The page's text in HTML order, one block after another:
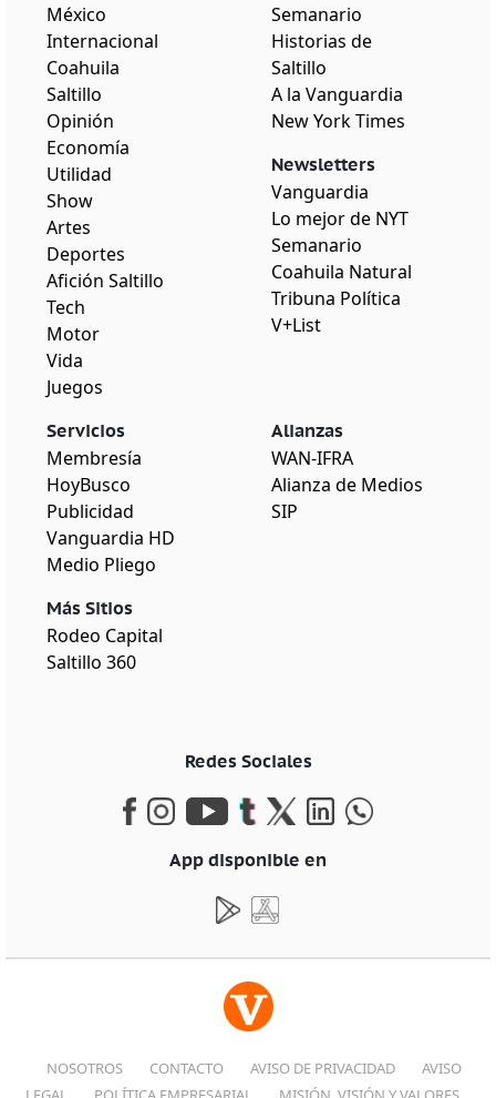
México
Internacional
Coahuila
Saltillo
Opinión
Economía
Utilidad
Show
Artes
Deportes
Afición Saltillo
Tech
Motor
Vida
Juegos
Semanario
Historias de
Saltillo
A la Vanguardia
New York Times
Newsletters
Vanguardia
Lo mejor de NYT
Semanario
Coahuila Natural
Tribuna Política
V+List
Servicios
Membresía
HoyBusco
Publicidad
Vanguardia HD
Medio Pliego
Más Sitios
Rodeo Capital
Saltillo 360
Alianzas
WAN-IFRA
Alianza de Medios
SIP
Redes Sociales
App disponible en
NOSOTROS CONTACTO AVISO DE PRIVACIDAD
AVISO